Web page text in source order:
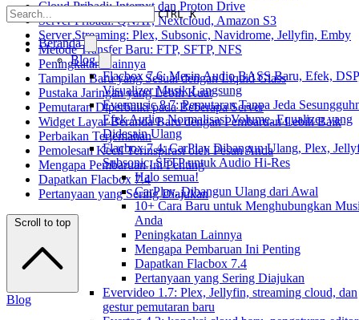
CTRL K
Beranda
Blog
Flacbox 7.6: Mesin Audio BASS Baru, Efek,
Visualizer Musik Langsung
Evermusic 8.7: Pemutaran Tanpa Jeda
Efek Audio, Normalisasi Volume, Equalizer yang
Didesain Ulang
Flacbox 7.4: CarPlay Dibangun Ulang, Plex,
Subsonic, SFTP untuk Audio Hi-Res
Halo semua!
CarPlay, Dibangun Ulang dari Awal
10+ Cara Baru untuk Menghubungkan
Anda
Peningkatan Lainnya
Mengapa Pembaruan Ini Penting
Dapatkan Flacbox 7.4
Pertanyaan yang Sering Diajukan
Evervideo 1.7: Plex, Jellyfin, streaming cloud, dan
gestur pemutaran baru
Cloud Pribadi: Internxt dan Proton Drive
Server Pribadi: QNAP, Nextcloud, Amazon S3
Server Streaming: Plex, Subsonic, Navidrome, Jellyfin, Emby
Metode Transfer Baru: FTP, SFTP, NFS
Peningkatan Lainnya
Tampilan Baru yang Sesuai dengan Liquid Glass
Pustaka Jaringan yang Lebih Kuat
Pemutaran Diperbaiki pada Beberapa Server
Widget Layar Beranda Baru dengan Pembaruan Lebih Baik
Perbaikan Terjemahan
Pemolesan Kecil Terinspirasi oleh Pesan Anda
Mengapa Pembaruan Ini Penting
Dapatkan Flacbox 7.4
Pertanyaan yang Sering Diajukan
Scroll to top
Blog